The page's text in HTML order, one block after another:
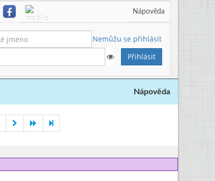
Nápověda
Nemůžu se přihlásit
Nápověda